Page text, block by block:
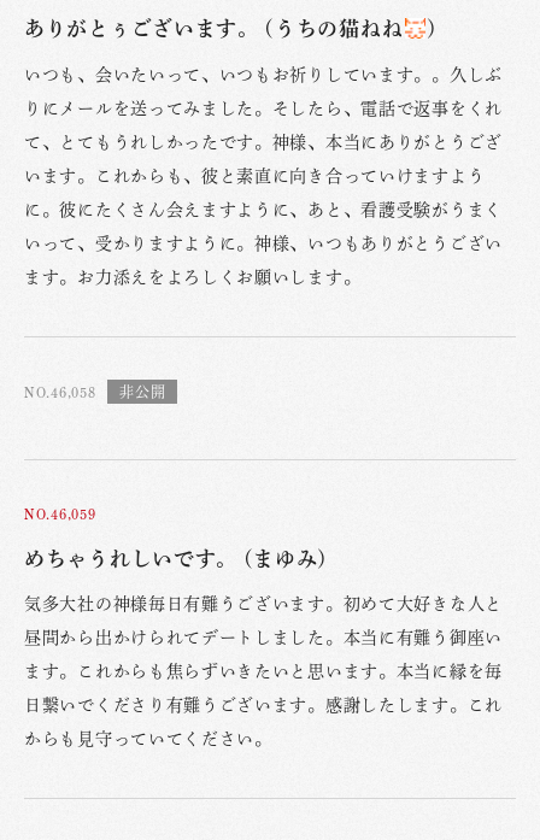
ありがとぅございます。 (うちの猫ねね )
いつも、会いたいって、いつもお祈りしています。。久しぶ
りにメールを送ってみました。そしたら、電話で返事をくれ
て、とてもうれしかったです。神様、本当にありがとうござ
います。これからも、彼と素直に向き合っていけますよう
に。彼にたくさん会えますように、あと、看護受験がうまく
いって、受かりますように。神様、いつもありがとうござい
ます。お力添えをよろしくお願いします。
NO.46,058
NO.46,059
めちゃうれしいです。 (まゆみ)
気多大社の神様毎日有難うございます。初めて大好きな人と
昼間から出かけられてデートしました。本当に有難う御座い
ます。これからも焦らずいきたいと思います。本当に縁を毎
日繋いでくださり有難うございます。感謝したします。これ
からも見守っていてください。